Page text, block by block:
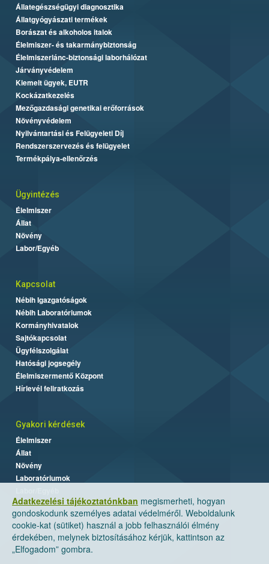
Adatkezelési tájékoztatónkban megismerheti, hogyan
gondoskodunk személyes adatai védelméről. Weboldalunk
cookie-kat (sütiket) használ a jobb felhasználói élmény
érdekében, melynek biztosításához kérjük, kattintson az
„Elfogadom” gombra.
Állategészségügyi diagnosztika
Állatgyógyászati termékek
Borászat és alkoholos italok
Élelmiszer- és takarmánybiztonság
Élelmiszerlánc-biztonsági laborhálózat
Járványvédelem
Kiemelt ügyek, EUTR
Kockázatkezelés
Mezőgazdasági genetikai erőforrások
Növényvédelem
Nyilvántartási és Felügyeleti Díj
Rendszerszervezés és felügyelet
Termékpálya-ellenőrzés
Ügyintézés
Élelmiszer
Állat
Növény
Labor/Egyéb
Kapcsolat
Nébih Igazgatóságok
Nébih Laboratóriumok
Kormányhivatalok
Sajtókapcsolat
Ügyfélszolgálat
Hatósági jogsegély
Élelmiszermentő Központ
Hírlevél feliratkozás
Gyakori kérdések
Élelmiszer
Állat
Növény
Laboratóriumok